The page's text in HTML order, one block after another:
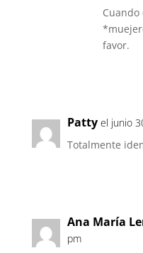
favor.
Patty el junio
Totalmente
Ana María
pm